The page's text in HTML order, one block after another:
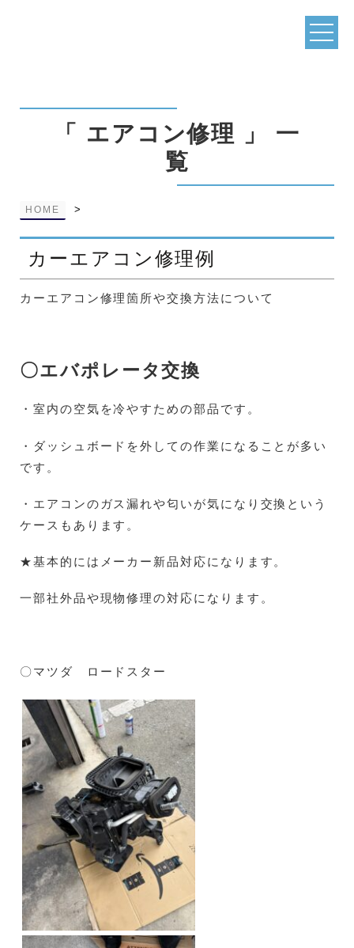
「 エアコン修理 」 一
覧
HOME >
カーエアコン修理例
カーエアコン修理箇所や交換方法について
〇エバポレータ交換
・室内の空気を冷やすための部品です。
・ダッシュボードを外しての作業になることが多い
です。
・エアコンのガス漏れや匂いが気になり交換という
ケースもあります。
★基本的にはメーカー新品対応になります。
一部社外品や現物修理の対応になります。
〇マツダ ロードスター